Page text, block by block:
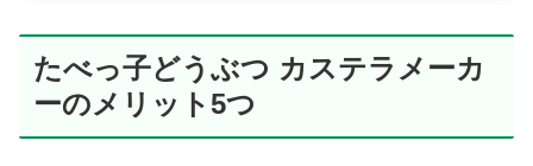
たべっ子どうぶつ カステラメーカ
ーのメリット5つ